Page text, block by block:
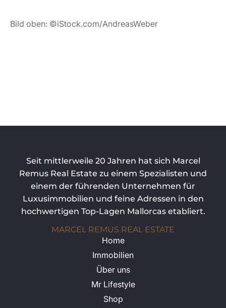
Bild oben: ©iStock.com/AndreasWeber
Seit mittlerweile 20 Jahren hat sich Marcel
Remus Real Estate zu einem Spezialisten und
einem der führenden Unternehmen für
Luxusimmobilien und feine Adressen in den
hochwertigen Top-Lagen Mallorcas etabliert.
MARCEL REMUS REAL ESTATE
Home
Immobilien
Über uns
Mr Lifestyle
Shop